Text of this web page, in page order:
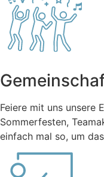
Feiere mit uns unsere
Sommerfesten,
einfach mal so, um